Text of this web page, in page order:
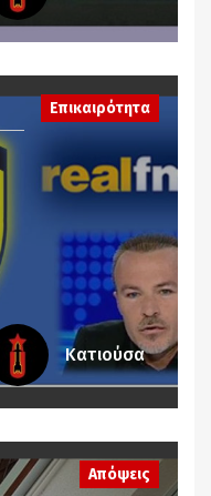
Επικαιρότητα
Κατιούσα
Απόψεις